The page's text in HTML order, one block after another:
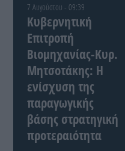
7 Αυγούστου - 09:39
Κυβερνητική
Επιτροπή
Βιομηχανίας-Κυρ.
Μητσοτάκης: Η
ενίσχυση της
παραγωγικής
βάσης στρατηγική
προτεραιότητα